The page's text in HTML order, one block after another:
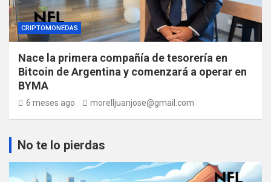
CRIPTOMONEDAS
Nace la primera compañía de tesorería en
Bitcoin de Argentina y comenzará a operar en
BYMA
6 meses ago morelljuanjose@gmail.com
No te lo pierdas